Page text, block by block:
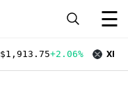
☰
$1,913.75+2.06% XRP